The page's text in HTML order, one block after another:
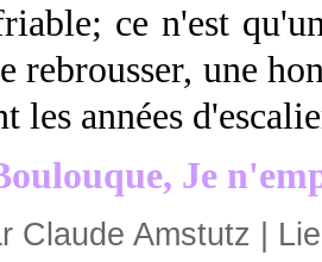
ce n'est
rebrousser, une
les années
Je
Claude Amstutz |